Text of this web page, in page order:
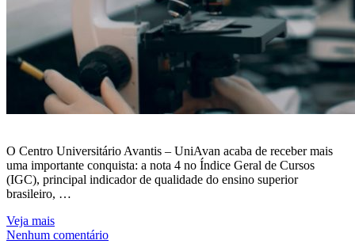
O Centro Universitário Avantis – UniAvan acaba de receber mais
uma importante conquista: a nota 4 no Índice Geral de Cursos
(IGC), principal indicador de qualidade do ensino superior
brasileiro, …
Veja mais
Nenhum comentário